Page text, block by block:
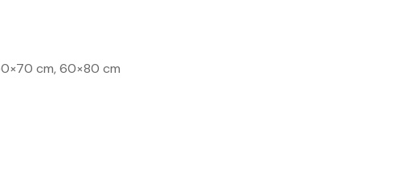
cm, 60×80 cm